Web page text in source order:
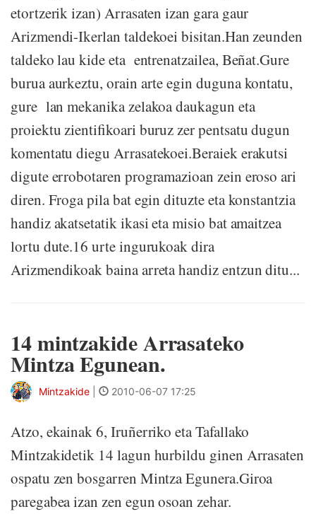
etortzerik izan) Arrasaten izan gara gaur
Arizmendi-Ikerlan taldekoei bisitan.Han zeunden
taldeko lau kide eta entrenatzailea, Beñat.Gure
burua aurkeztu, orain arte egin duguna kontatu,
gure lan mekanika zelakoa daukagun eta
proiektu zientifikoari buruz zer pentsatu dugun
komentatu diegu Arrasatekoei.Beraiek erakutsi
digute errobotaren programazioan zein eroso ari
diren. Froga pila bat egin dituzte eta konstantzia
handiz akatsetatik ikasi eta misio bat amaitzea
lortu dute.16 urte ingurukoak dira
Arizmendikoak baina arreta handiz entzun ditu...
14 mintzakide Arrasateko
Mintza Egunean.
Mintzakide 2010-06-07 17:25
Atzo, ekainak 6, Iruñerriko eta Tafallako
Mintzakidetik 14 lagun hurbildu ginen Arrasaten
ospatu zen bosgarren Mintza Egunera.Giroa
paregabea izan zen egun osoan zehar.